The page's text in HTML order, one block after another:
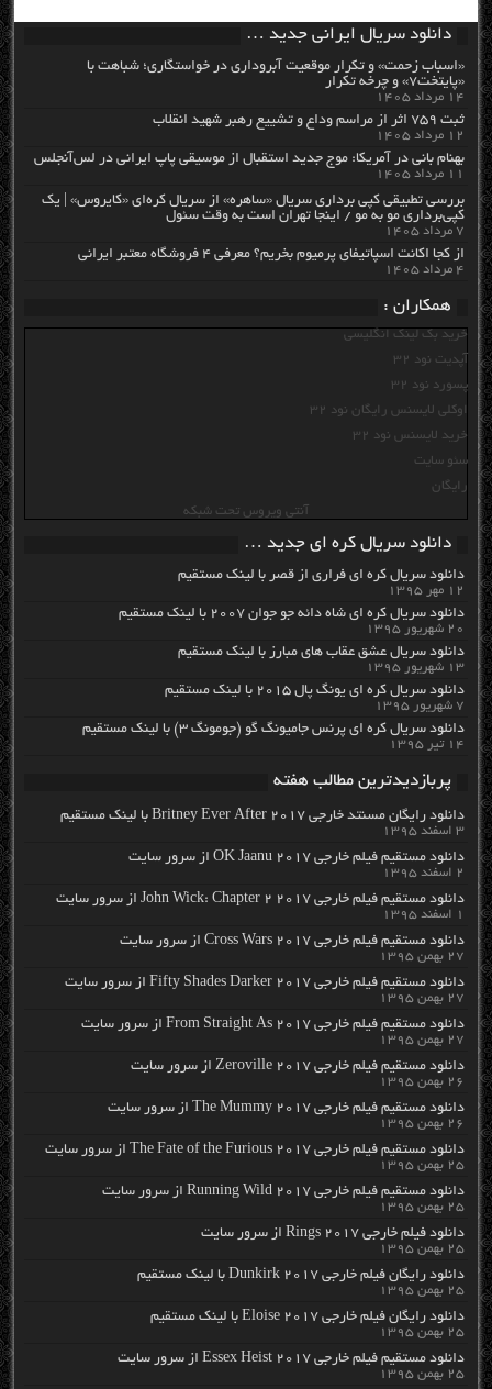
دانلود سریال ایرانی جدید …
«اسباب زحمت» و تکرار موقعیت آبروداری در خواستگاری؛ شباهت با
«پایتخت۷» و چرخه تکرار
۱۴ مرداد ۱۴۰۵
ثبت ۷۵۹ اثر از مراسم وداع و تشییع رهبر شهید انقلاب
۱۲ مرداد ۱۴۰۵
بهنام بانی در آمریکا: موج جدید استقبال از موسیقی پاپ ایرانی در لس‌آنجلس
۱۱ مرداد ۱۴۰۵
بررسی تطبیقی کپی برداری سریال «ساهره» از سریال کره‌ای «کایروس» | یک
کپی‌برداری مو به مو / اینجا تهران است به وقت سئول
۷ مرداد ۱۴۰۵
از کجا اکانت اسپاتیفای پرمیوم بخریم؟ معرفی ۴ فروشگاه معتبر ایرانی
۴ مرداد ۱۴۰۵
همکاران :
خرید بک لینک انگلیسی
آپدیت نود 32
پسورد نود 32
اوکلی لایسنس رایگان نود 32
خرید لایسنس نود 32
سئو سایت
رایگان
آنتی ویروس تحت شبکه
دانلود سریال کره ای جدید …
دانلود سریال کره ای فراری از قصر با لینک مستقیم
۱۲ مهر ۱۳۹۵
دانلود سریال کره ای شاه دائه جو جوان ۲۰۰۷ با لینک مستقیم
۲۰ شهریور ۱۳۹۵
دانلود سریال عشق عقاب های مبارز با لینک مستقیم
۱۳ شهریور ۱۳۹۵
دانلود سریال کره ای یونگ پال ۲۰۱۵ با لینک مستقیم
۷ شهریور ۱۳۹۵
دانلود سریال کره ای پرنس جامیونگ گو (جومونگ ۳) با لینک مستقیم
۱۴ تیر ۱۳۹۵
پربازدیدترین مطالب هفته
دانلود رایگان مسنتد خارجی Britney Ever After 2017 با لینک مستقیم
۳ اسفند ۱۳۹۵
دانلود مستقیم فیلم خارجی OK Jaanu 2017 از سرور سایت
۲ اسفند ۱۳۹۵
دانلود مستقیم فیلم خارجی John Wick: Chapter 2 2017 از سرور سایت
۱ اسفند ۱۳۹۵
دانلود مستقیم فیلم خارجی Cross Wars 2017 از سرور سایت
۲۷ بهمن ۱۳۹۵
دانلود مستقیم فیلم خارجی Fifty Shades Darker 2017 از سرور سایت
۲۷ بهمن ۱۳۹۵
دانلود مستقیم فیلم خارجی From Straight As 2017 از سرور سایت
۲۷ بهمن ۱۳۹۵
دانلود مستقیم فیلم خارجی Zeroville 2017 از سرور سایت
۲۶ بهمن ۱۳۹۵
دانلود مستقیم فیلم خارجی The Mummy 2017 از سرور سایت
۲۶ بهمن ۱۳۹۵
دانلود مستقیم فیلم خارجی The Fate of the Furious 2017 از سرور سایت
۲۵ بهمن ۱۳۹۵
دانلود مستقیم فیلم خارجی Running Wild 2017 از سرور سایت
۲۵ بهمن ۱۳۹۵
دانلود فیلم خارجی Rings 2017 از سرور سایت
۲۵ بهمن ۱۳۹۵
دانلود رایگان فیلم خارجی Dunkirk 2017 با لینک مستقیم
۲۵ بهمن ۱۳۹۵
دانلود رایگان فیلم خارجی Eloise 2017 با لینک مستقیم
۲۵ بهمن ۱۳۹۵
دانلود مستقیم فیلم خارجی Essex Heist 2017 از سرور سایت
۲۵ بهمن ۱۳۹۵